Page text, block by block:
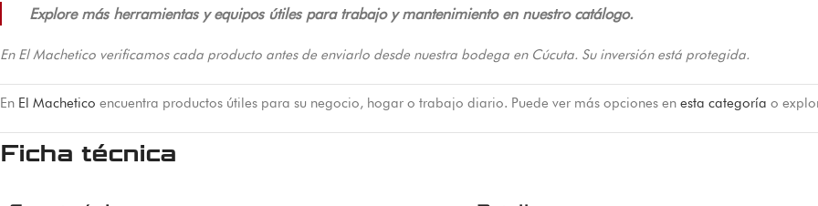
Explore más herramientas y equipos útiles para trabajo y mantenimiento en nuestro catálogo.
En El Machetico verificamos cada producto antes de enviarlo desde nuestra bodega en Cúcuta. Su inversión está protegida.
En El Machetico encuentra productos útiles para su negocio, hogar o trabajo diario. Puede ver más opciones en esta categoría o
Ficha técnica